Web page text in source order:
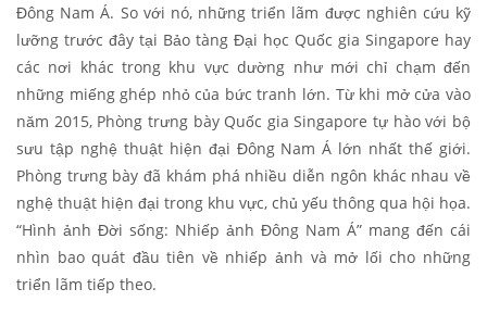
Đông Nam Á. So với nó, những triển lãm được nghiên cứu kỹ
lưỡng trước đây tại Bảo tàng Đại học Quốc gia Singapore hay
các nơi khác trong khu vực dường như mới chỉ chạm đến
những miếng ghép nhỏ của bức tranh lớn. Từ khi mở cửa vào
năm 2015, Phòng trưng bày Quốc gia Singapore tự hào với bộ
sưu tập nghệ thuật hiện đại Đông Nam Á lớn nhất thế giới.
Phòng trưng bày đã khám phá nhiều diễn ngôn khác nhau về
nghệ thuật hiện đại trong khu vực, chủ yếu thông qua hội họa.
“Hình ảnh Đời sống: Nhiếp ảnh Đông Nam Á” mang đến cái
nhìn bao quát đầu tiên về nhiếp ảnh và mở lối cho những
triển lãm tiếp theo.